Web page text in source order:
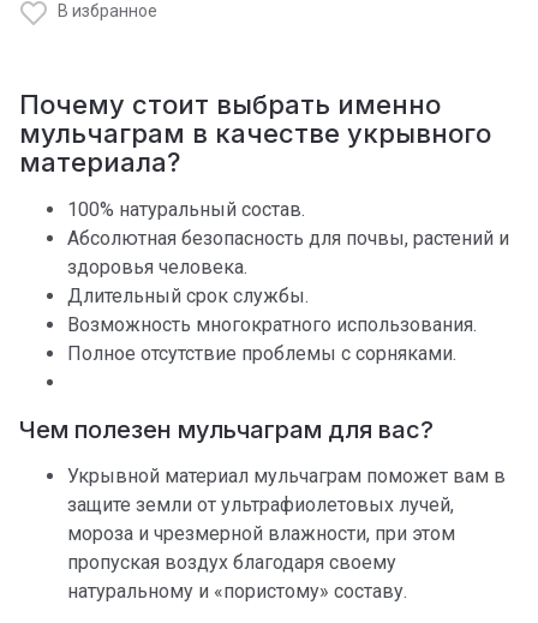
В избранное
Почему стоит выбрать именно
мульчаграм в качестве укрывного
материала?
100% натуральный состав.
Абсолютная безопасность для почвы, растений и
здоровья человека.
Длительный срок службы.
Возможность многократного использования.
Полное отсутствие проблемы с сорняками.
Чем полезен мульчаграм для вас?
Укрывной материал мульчаграм поможет вам в
защите земли от ультрафиолетовых лучей,
мороза и чрезмерной влажности, при этом
пропуская воздух благодаря своему
натуральному и «пористому» составу.